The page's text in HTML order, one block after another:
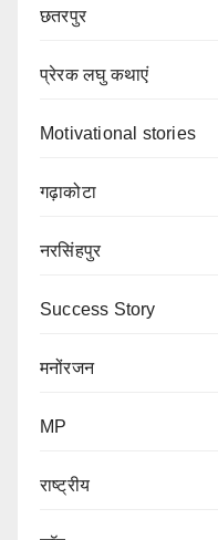
छतरपुर
प्रेरक लघु कथाएं
Motivational stories
गढ़ाकोटा
नरसिंहपुर
Success Story
मनोंरजन
MP
राष्ट्रीय